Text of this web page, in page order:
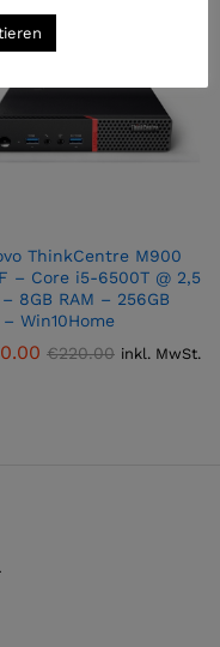
ThinkCentre M900
– Core i5-6500T @ 2,5
– 8GB RAM – 256GB
– Win10Home
€220.00 inkl. MwSt.